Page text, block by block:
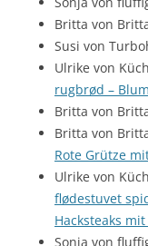
Britta von
Susi von
Ulrike von
rugbrød –
Britta von
Britta von
Rote Grütze
Ulrike von
flødestuvet
Hacksteaks
Sonja von